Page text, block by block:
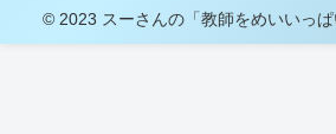
© 2023 スーさんの「教師をめいいっ